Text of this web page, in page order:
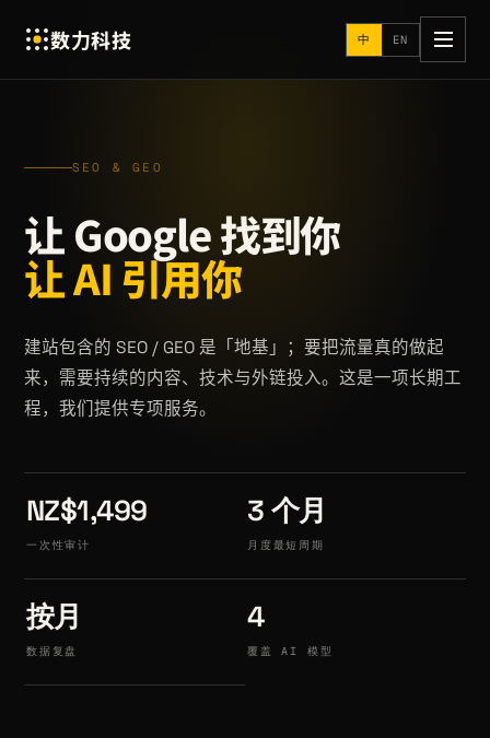
数力科技 中 EN
SEO & GEO
让 Google 找到你
让 AI 引用你
建站包含的 SEO / GEO 是「地基」；要把流量真的做起
来，需要持续的内容、技术与外链投入。这是一项长期工
程，我们提供专项服务。
NZ$1,499
一次性审计
3 个月
月度最短周期
按月
数据复盘
4
覆盖 AI 模型